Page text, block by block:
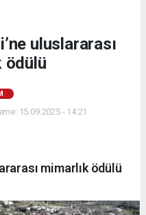
uluslararası
ödülü
15.09.2025 - 14:21
mimarlık ödülü